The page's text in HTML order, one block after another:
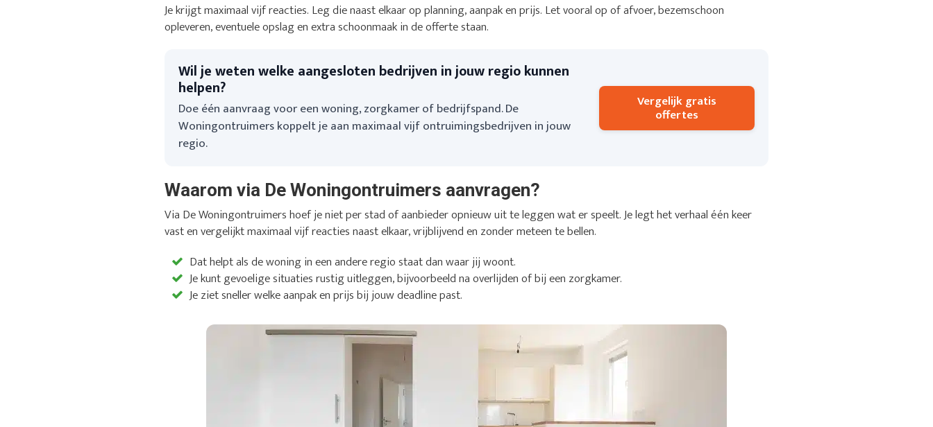
Je krijgt maximaal vijf reacties. Leg die naast elkaar op planning, aanpak en prijs. Let vooral op of afvoer, bezemschoon
opleveren, eventuele opslag en extra schoonmaak in de offerte staan.
Wil je weten welke aangesloten bedrijven in jouw regio kunnen
helpen?
Doe één aanvraag voor een woning, zorgkamer of bedrijfspand. De
Woningontruimers koppelt je aan maximaal vijf ontruimingsbedrijven in jouw
regio.
Vergelijk gratis
offertes
Waarom via De Woningontruimers aanvragen?
Via De Woningontruimers hoef je niet per stad of aanbieder opnieuw uit te leggen wat er speelt. Je legt het verhaal één keer
vast en vergelijkt maximaal vijf reacties naast elkaar, vrijblijvend en zonder meteen te bellen.
Dat helpt als de woning in een andere regio staat dan waar jij woont.
Je kunt gevoelige situaties rustig uitleggen, bijvoorbeeld na overlijden of bij een zorgkamer.
Je ziet sneller welke aanpak en prijs bij jouw deadline past.